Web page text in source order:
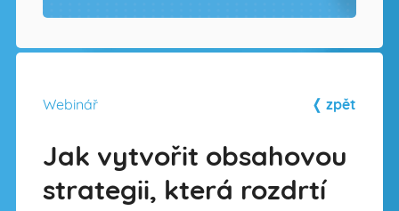
Webinář ❬ zpět
Jak vytvořit obsahovou
strategii, která rozdrtí